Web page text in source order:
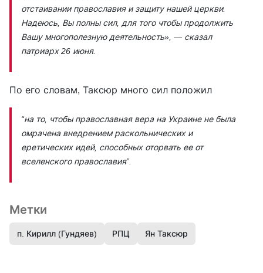
отстаивании православия и защиту нашей церкви.
Надеюсь, Вы полны сил, для того чтобы продолжить
Вашу многополезную деятельность» , — сказал
патриарх 26 июня.
По его словам, Таксюр много сил положил
“на то, чтобы православная вера на Украине не была
омрачена внедрением раскольнических и
еретических идей, способных оторвать ее от
вселенского православия”.
Метки
п. Кирилл (Гундяев) РПЦ Ян Таксюр